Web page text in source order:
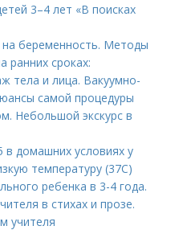
3–4 лет «В поисках
на беременность. Методы
ранних сроках:
тела и лица. Вакуумно-
самой процедуры
Небольшой экскурс в
в домашних условиях у
температуру (37С)
ребенка в 3-4 года.
в стихах и прозе.
учителя